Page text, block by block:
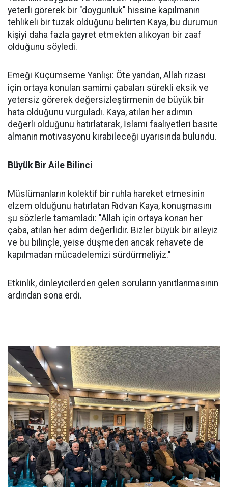
yeterli görerek bir "doygunluk" hissine kapılmanın
tehlikeli bir tuzak olduğunu belirten Kaya, bu durumun
kişiyi daha fazla gayret etmekten alıkoyan bir zaaf
olduğunu söyledi.
Emeği Küçümseme Yanlışı: Öte yandan, Allah rızası
için ortaya konulan samimi çabaları sürekli eksik ve
yetersiz görerek değersizleştirmenin de büyük bir
hata olduğunu vurguladı. Kaya, atılan her adımın
değerli olduğunu hatırlatarak, İslami faaliyetleri basite
almanın motivasyonu kırabileceği uyarısında bulundu.
Büyük Bir Aile Bilinci
Müslümanların kolektif bir ruhla hareket etmesinin
elzem olduğunu hatırlatan Rıdvan Kaya, konuşmasını
şu sözlerle tamamladı: "Allah için ortaya konan her
çaba, atılan her adım değerlidir. Bizler büyük bir aileyiz
ve bu bilinçle, yeise düşmeden ancak rehavete de
kapılmadan mücadelemizi sürdürmeliyiz."
Etkinlik, dinleyicilerden gelen soruların yanıtlanmasının
ardından sona erdi.